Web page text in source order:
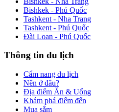
Bishkek - Phú Quốc
Tashkent - Nha Trang
Tashkent - Phú Quốc
Đài Loan - Phú Quốc
Thông tin du lịch
Cẩm nang du lịch
Nên ở đâu?
Địa điểm Ăn & Uống
Khám phá điểm đến
Mua sắm